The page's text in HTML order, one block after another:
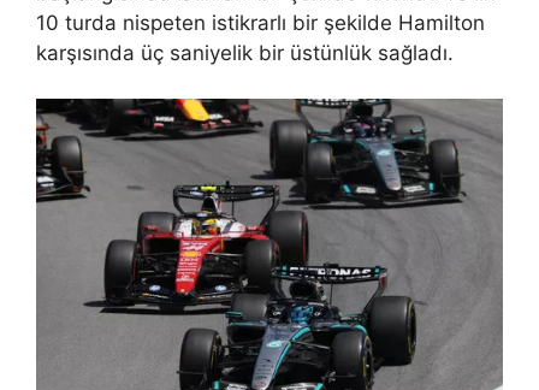
10 turda nispeten istikrarlı bir şekilde Hamilton
karşısında üç saniyelik bir üstünlük sağladı.